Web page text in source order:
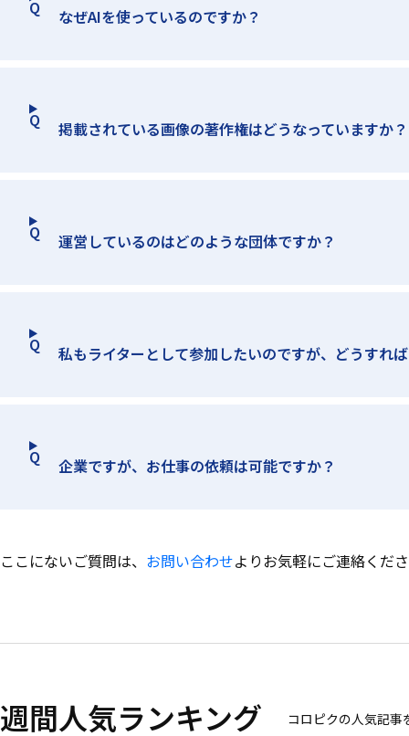
なぜAIを使っているのですか？
掲載されている画像の著作権はどうなっていますか？
運営しているのはどのような団体ですか？
私もライターとして参加したいのですが、どうすれ
企業ですが、お仕事の依頼は可能ですか？
ここにないご質問は、 お問い合わせよりお気軽にご連絡くだ
週間人気ランキング コロピクの人気記事